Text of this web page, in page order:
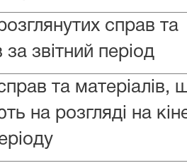
справ та
за звітний період
та матеріалів,
на розгляді на